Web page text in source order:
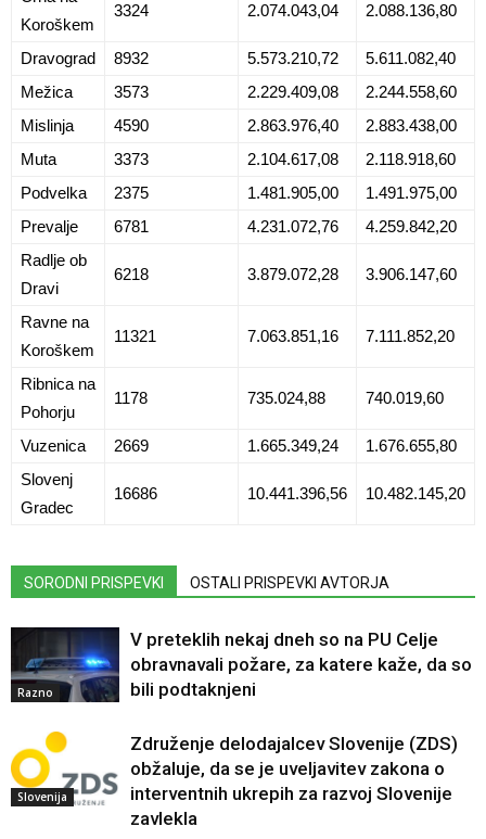
Koroškem
3324 2.074.043,04 2.088.136,80
Dravograd 8932 5.573.210,72
5.611.082,40
Mežica
3573 2.229.409,08
2.244.558,60
Mislinja
4590 2.863.976,40
2.883.438,00
Muta
3373 2.104.617,08
2.118.918,60
Podvelka
2375 1.481.905,00
1.491.975,00
Prevalje
6781 4.231.072,76
4.259.842,20
Radlje ob
Dravi
6218 3.879.072,28 3.906.147,60
Ravne na
Koroškem
11321 7.063.851,16 7.111.852,20
Ribnica na
Pohorju
1178 735.024,88 740.019,60
Vuzenica 2669 1.665.349,24
1.676.655,80
Slovenj
Gradec
16686 10.441.396,56 10.482.145,20
SORODNI PRISPEVKI OSTALI PRISPEVKI AVTORJA
Razno
V preteklih nekaj dneh so na PU Celje
obravnavali požare, za katere kaže, da so
bili podtaknjeni
Slovenija
Združenje delodajalcev Slovenije (ZDS)
obžaluje, da se je uveljavitev zakona o
interventnih ukrepih za razvoj Slovenije
zavlekla